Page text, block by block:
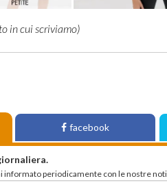
facebook
informato periodicamente con le nostre